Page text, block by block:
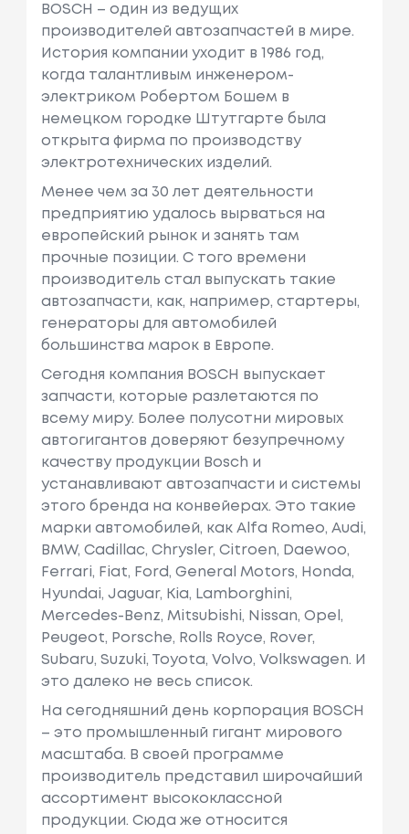
BOSCH – один из ведущих
производителей автозапчастей в мире.
История компании уходит в 1986 год,
когда талантливым инженером-
электриком Робертом Бошем в
немецком городке Штутгарте была
открыта фирма по производству
электротехнических изделий.
Менее чем за 30 лет деятельности
предприятию удалось вырваться на
европейский рынок и занять там
прочные позиции. С того времени
производитель стал выпускать такие
автозапчасти, как, например, cтартеры,
генераторы для автомобилей
большинства марок в Европе.
Сегодня компания BOSCH выпускает
запчасти, которые разлетаются по
всему миру. Более полусотни мировых
автогигантов доверяют безупречному
качеству продукции Bosch и
устанавливают автозапчасти и системы
этого бренда на конвейерах. Это такие
марки автомобилей, как Alfa Romeo, Audi,
BMW, Cadillac, Chrysler, Citroеn, Daewoo,
Ferrari, Fiat, Ford, General Motors, Honda,
Hyundai, Jaguar, Kia, Lamborghini,
Mercedes-Benz, Mitsubishi, Nissan, Opel,
Peugeot, Porsche, Rolls Royce, Rover,
Subaru, Suzuki, Toyota, Volvo, Volkswagen. И
это далеко не весь список.
На сегодняшний день корпорация BOSCH
– это промышленный гигант мирового
масштаба. В своей программе
производитель представил широчайший
ассортимент высококлассной
продукции. Сюда же относится